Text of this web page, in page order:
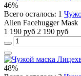
46%
Всего осталось: 1
Alien Facehugger Mask
1 190 руб 2 190 руб
48%